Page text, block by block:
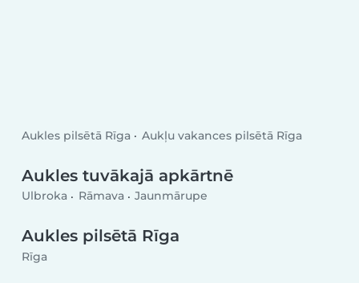
Aukles pilsētā Rīga Aukļu vakances pilsētā Rīga
Aukles tuvākajā apkārtnē
Ulbroka Rāmava Jaunmārupe
Aukles pilsētā Rīga
Rīga